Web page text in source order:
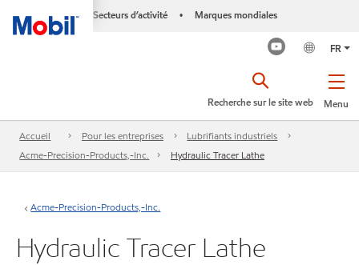
Secteurs d’activité • Marques mondiales
FR
Menu
Recherche sur le site web
Accueil Pour les entreprises
Lubrifiants industriels
Acme-Precision-Products,-Inc.
Hydraulic Tracer Lathe
Acme-Precision-Products,-Inc.
Hydraulic Tracer Lathe